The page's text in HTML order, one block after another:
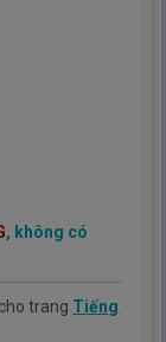
, không có
trang Tiếng